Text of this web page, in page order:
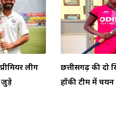
लीग
जुड़े
छत्तीसगढ़ की दो
हॉकी टीम में